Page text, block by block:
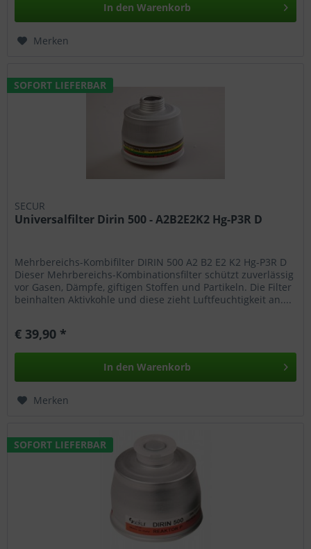
In den Warenkorb
Merken
SOFORT LIEFERBAR
SECUR
Universalfilter Dirin 500 - A2B2E2K2 Hg-P3R D
Mehrbereichs-Kombifilter DIRIN 500 A2 B2 E2 K2 Hg-P3R D
Dieser Mehrbereichs-Kombinationsfilter schützt zuverlässig
vor Gasen, Dämpfe, giftigen Stoffen und Partikeln. Die Filter
beinhalten Aktivkohle und diese zieht Luftfeuchtigkeit an....
€ 39,90 *
In den Warenkorb
Merken
SOFORT LIEFERBAR